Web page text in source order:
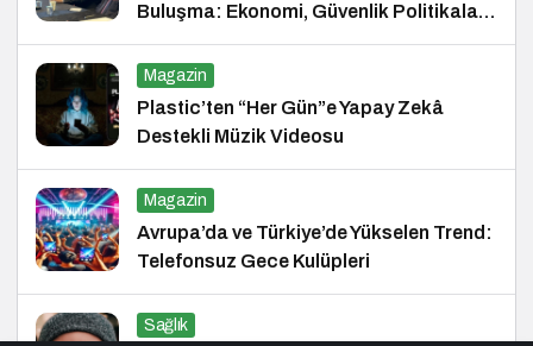
Buluşma: Ekonomi, Güvenlik Politikaları
ve Hukuk Konferansı
Magazin
Plastic’ten “Her Gün”e Yapay Zekâ
Destekli Müzik Videosu
Magazin
Avrupa’da ve Türkiye’de Yükselen Trend:
Telefonsuz Gece Kulüpleri
Sağlık